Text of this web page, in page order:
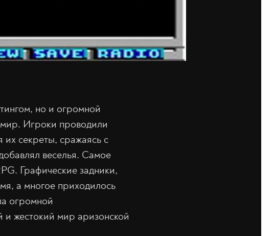
но и огромной
Игроки проводили
секреты, сражаясь с
веселья. Самое
Графические задники,
а многое приходилось
огромной
жестокий мир аризонской